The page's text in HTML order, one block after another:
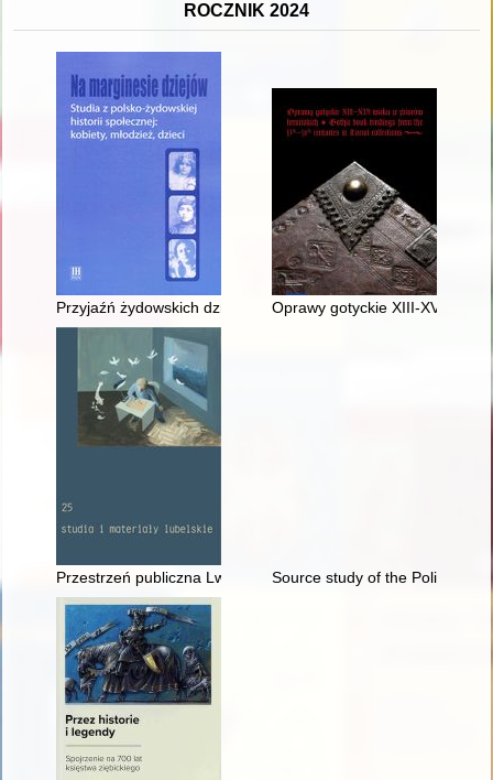
ROCZNIK 2024
Przyjaźń żydowskich dziewcząt w Polsce w okresie
Oprawy gotyckie XIII-XVI
Przestrzeń publiczna Lwowa końca XIX wieku jako środek
Source study of the Polish